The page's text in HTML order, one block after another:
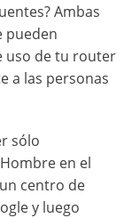
Ambas
pueden
uso de tu router
a las personas
sólo
en el
centro de
y luego